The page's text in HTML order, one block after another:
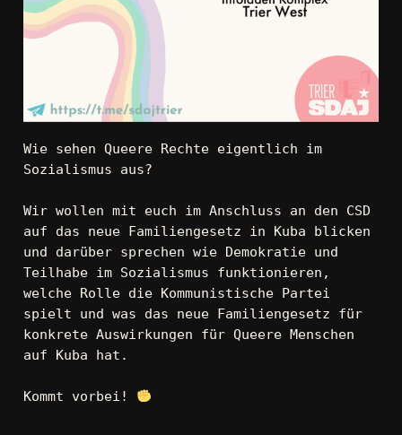
Wie sehen Queere Rechte eigentlich im
Sozialismus aus?
Wir wollen mit euch im Anschluss an den CSD
auf das neue Familiengesetz in Kuba blicken
und darüber sprechen wie Demokratie und
Teilhabe im Sozialismus funktionieren,
welche Rolle die Kommunistische Partei
spielt und was das neue Familiengesetz für
konkrete Auswirkungen für Queere Menschen
auf Kuba hat.
Kommt vorbei!